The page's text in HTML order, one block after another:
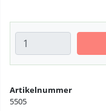
Anzahl eingeben
Artikelnummer
5505